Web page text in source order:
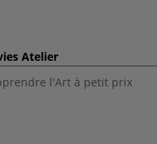
Atelier
l'Art à petit prix